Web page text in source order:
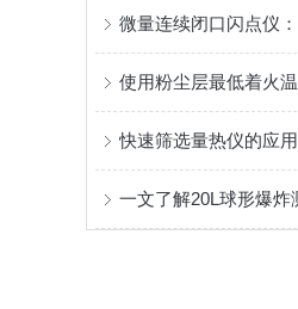
快速筛选量热仪的应
一文了解20L球形爆炸